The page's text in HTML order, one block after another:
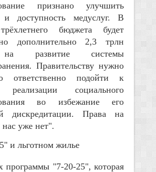
признано улучшить
и доступность медуслуг. В
бюджета будет
дополнительно 2,3 трлн
развитие системы
Правительству нужно
ответственно подойти к
реализации социального
во избежание его
дискредитации. Права на
уже нет".
и льготном жилье
программы "7-20-25", которая